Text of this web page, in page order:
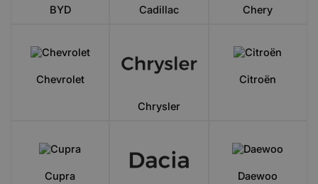
BYD Cadillac Chery
Chevrolet
Chrysler
Citroën
Cupra Daewoo